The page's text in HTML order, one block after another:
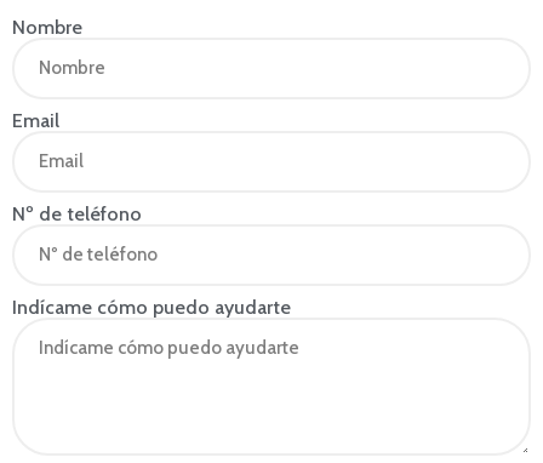
Nombre
Email
Nº de teléfono
Indícame cómo puedo ayudarte